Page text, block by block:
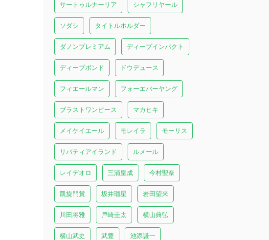
サートゥルナーリア シャフリヤール
ソダシ タイトルホルダー
ダノンプレミアム ディープインパクト
ディープボンド ドウデュース
フィエールマン フォーエバーヤング
ブラストワンピース マカヒキ
メイケイエール モレイラ モーリス
リバティアイランド ルメール
レイデオロ 三浦皇成 今村聖奈
凱旋門賞 坂井瑠星 岩田望来
川田将雅 戸崎圭太 横山典弘
横山武史 武豊 池添謙一